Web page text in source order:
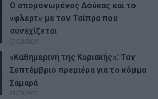
Ο απομονωμένος Δούκας και το
«φλερτ» με τον Τσίπρα που
συνεχίζεται
09/08/2026
«Καθημερινή της Κυριακής»: Τον
Σεπτέμβριο πρεμιέρα για το κόμμα
Σαμαρά
09/08/2026